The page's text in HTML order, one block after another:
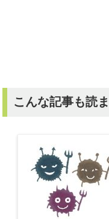
こんな記事も読